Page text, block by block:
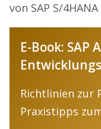
von SAP S/4HANA
E-Book: SAP
Richtlinien zur
Praxistipps